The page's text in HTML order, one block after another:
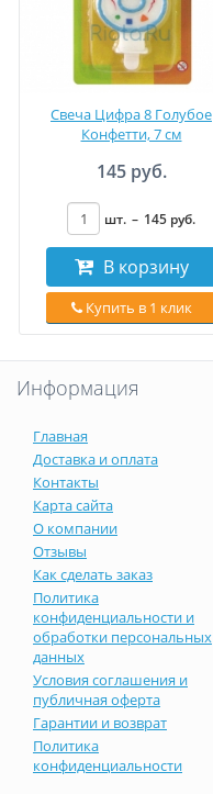
Свеча Цифра 8 Голубое
Конфетти, 7 см
145 руб.
шт. – 145 руб.
В корзину
Купить в 1 клик
Информация
Главная
Доставка и оплата
Контакты
Карта сайта
О компании
Отзывы
Как сделать заказ
Политика
конфиденциальности и
обработки персональных
данных
Условия соглашения и
публичная оферта
Гарантии и возврат
Политика
конфиденциальности